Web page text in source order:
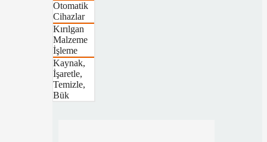
Otomatik
Cihazlar
Kırılgan
Malzeme
İşleme
Kaynak,
İşaretle,
Temizle,
Bük